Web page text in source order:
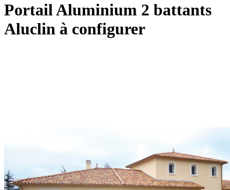
Portail Aluminium 2 battants
Aluclin à configurer